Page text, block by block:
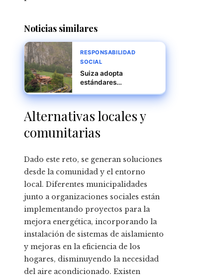
Noticias similares
RESPONSABILIDAD
SOCIAL
Suiza adopta
estándares
intercambio
automático de
información fiscal y
finanzas responsables
Alternativas locales y
comunitarias
Dado este reto, se generan soluciones
desde la comunidad y el entorno
local. Diferentes municipalidades
junto a organizaciones sociales están
implementando proyectos para la
mejora energética, incorporando la
instalación de sistemas de aislamiento
y mejoras en la eficiencia de los
hogares, disminuyendo la necesidad
del aire acondicionado. Existen